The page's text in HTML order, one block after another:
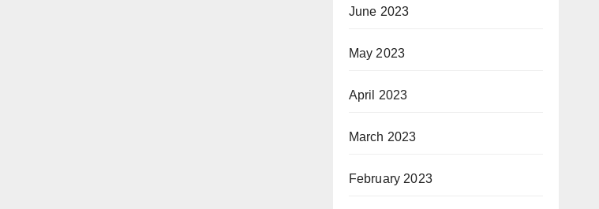
June 2023
May 2023
April 2023
March 2023
February 2023